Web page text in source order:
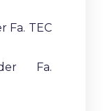
Fa. TEC
Fa.